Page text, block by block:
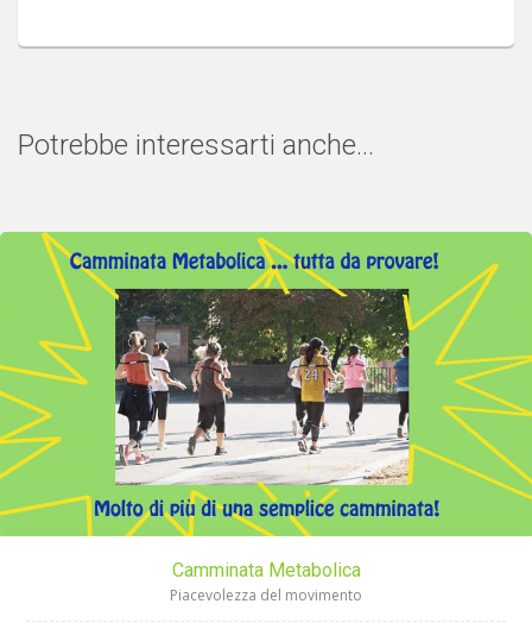
Potrebbe interessarti anche...
Camminata Metabolica
Piacevolezza del movimento